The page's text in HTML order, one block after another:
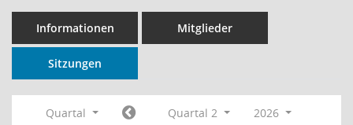
Informationen Mitglieder
Sitzungen
Quartal Quartal 2
2026